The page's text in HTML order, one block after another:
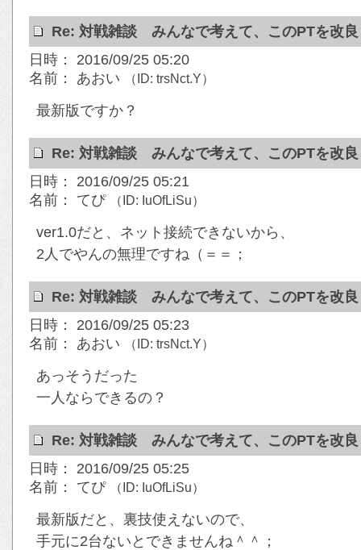
Re: 対戦雑談 みんなで考えて、このPTを改
日時： 2016/09/25 05:20
名前： あおい
（ID: trsNct.Y）
最新版ですか？
Re: 対戦雑談 みんなで考えて、このPTを改
日時： 2016/09/25 05:21
名前： てぴ
（ID: IuOfLiSu）
ver1.0だと、ネット接続できないから、
2人でやんの無理ですね（＝＝；
Re: 対戦雑談 みんなで考えて、このPTを改
日時： 2016/09/25 05:23
名前： あおい
（ID: trsNct.Y）
あっそうだった
一人ならできるの？
Re: 対戦雑談 みんなで考えて、このPTを改
日時： 2016/09/25 05:25
名前： てぴ
（ID: IuOfLiSu）
最新版だと、裏技使えないので、
手元に2台ないとできませんね＾＾；